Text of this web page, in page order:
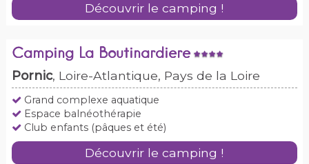
Découvrir le camping !
Camping La Boutinardiere
Pornic, Loire-Atlantique, Pays de la Loire
Grand complexe aquatique
Espace balnéothérapie
Club enfants (pâques et été)
Découvrir le camping !